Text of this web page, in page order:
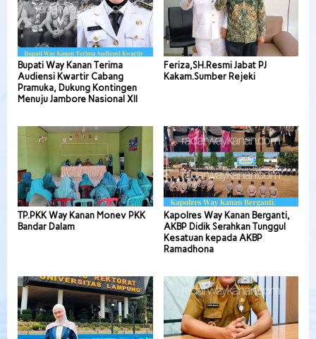
Bupati Way Kanan Terima
Audiensi Kwartir Cabang
Pramuka, Dukung Kontingen
Menuju Jambore Nasional XII
Feriza,SH.Resmi Jabat PJ
Kakam.Sumber Rejeki
TP.PKK Way Kanan Monev PKK
Bandar Dalam
Kapolres Way Kanan Berganti,
AKBP Didik Serahkan Tunggul
Kesatuan kepada AKBP
Ramadhona